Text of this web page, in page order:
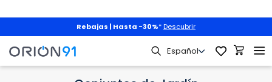
Rebajas | Hasta -30%* Descubrir
Jardín y Terraza Muebles de Jardín Conjuntos de Jardín